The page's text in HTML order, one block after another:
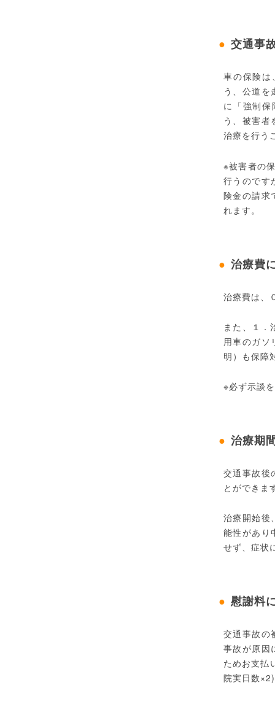
交通事
車の保険は
う、公道を
に「強制
う、被害者
治療を行う
※被害者の
行うのです
険金の請求
れます。
治療費
治療費は、
また、１．
用車のガ
明）も保障
※必ず示談
治療期
交通事故後
とができま
治療開始後
能性があり
せず、症状
慰謝料
交通事故の
事故が原因
ためお支払
院実日数